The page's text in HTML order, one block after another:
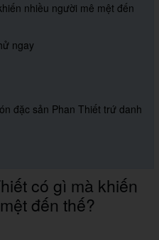
nhiều người mê mệt đến
ngay
đặc sản Phan Thiết trứ danh
có gì mà khiến
đến thế?